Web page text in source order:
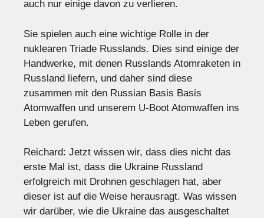
auch nur einige davon zu verlieren.
Sie spielen auch eine wichtige Rolle in der
nuklearen Triade Russlands. Dies sind einige der
Handwerke, mit denen Russlands Atomraketen in
Russland liefern, und daher sind diese
zusammen mit den Russian Basis Basis
Atomwaffen und unserem U-Boot Atomwaffen ins
Leben gerufen.
Reichard: Jetzt wissen wir, dass dies nicht das
erste Mal ist, dass die Ukraine Russland
erfolgreich mit Drohnen geschlagen hat, aber
dieser ist auf die Weise herausragt. Was wissen
wir darüber, wie die Ukraine das ausgeschaltet